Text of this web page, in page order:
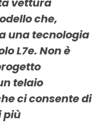
che,
una tecnologia
L7e. Non è
telaio
ci consente di
più